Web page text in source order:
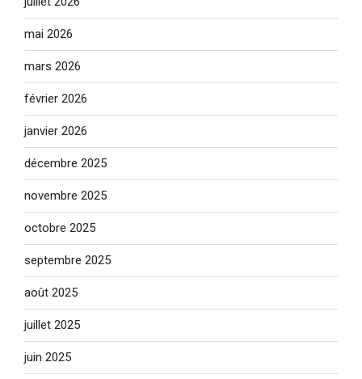
mai 2026
mars 2026
février 2026
janvier 2026
décembre 2025
novembre 2025
octobre 2025
septembre 2025
août 2025
juillet 2025
juin 2025